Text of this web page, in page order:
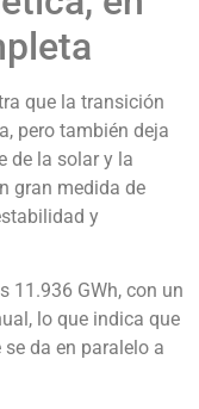
que la transición
pero también deja
de la solar y la
gran medida de
y
11.936 GWh, con un
lo que indica que
da en paralelo a